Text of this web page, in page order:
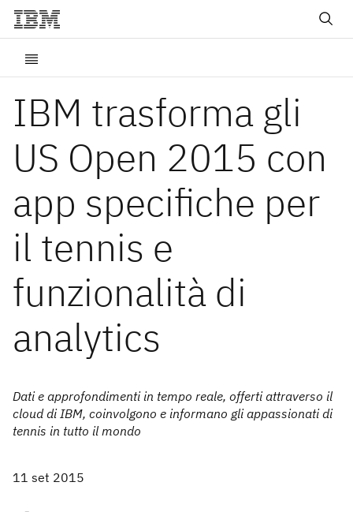
IBM trasforma gli
US Open 2015 con
app specifiche per
il tennis e
funzionalità di
analytics
Dati e approfondimenti in tempo reale, offerti attraverso il
cloud di IBM, coinvolgono e informano gli appassionati di
tennis in tutto il mondo
11 set 2015